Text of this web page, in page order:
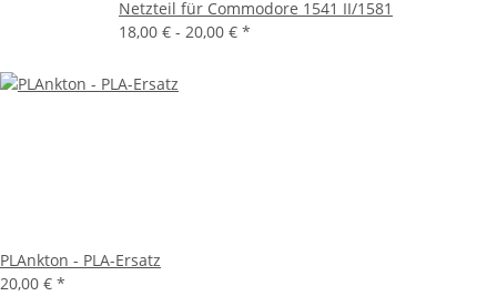
Netzteil für Commodore 1541 II/1581
18,00 € - 20,00 € *
PLAnkton - PLA-Ersatz
20,00 € *